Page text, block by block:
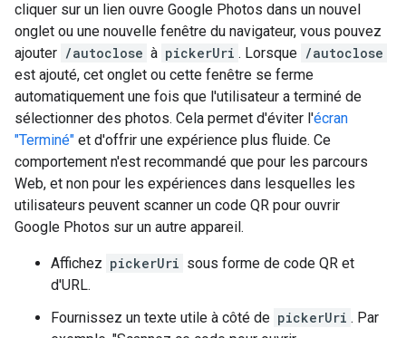
cliquer sur un lien ouvre Google Photos dans un nouvel
onglet ou une nouvelle fenêtre du navigateur, vous pouvez
ajouter /autoclose à pickerUri . Lorsque /autoclose
est ajouté, cet onglet ou cette fenêtre se ferme
automatiquement une fois que l'utilisateur a terminé de
sélectionner des photos. Cela permet d'éviter l'écran
"Terminé" et d'offrir une expérience plus fluide. Ce
comportement n'est recommandé que pour les parcours
Web, et non pour les expériences dans lesquelles les
utilisateurs peuvent scanner un code QR pour ouvrir
Google Photos sur un autre appareil.
Affichez pickerUri sous forme de code QR et
d'URL.
Fournissez un texte utile à côté de pickerUri . Par